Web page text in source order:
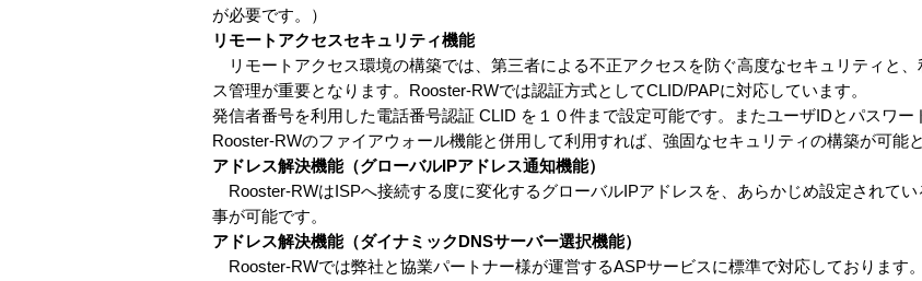
が必要です。）
リモートアクセスセキュリティ機能
リモートアクセス環境の構築では、第三者による不正アクセスを防ぐ高度なセキュリティと
ス管理が重要となります。Rooster-RWでは認証方式としてCLID/PAPに対応しています。
発信者番号を利用した電話番号認証 CLID を１０件まで設定可能です。またユーザIDとパスワー
Rooster-RWのファイアウォール機能と併用して利用すれば、強固なセキュリティの構築が可能
アドレス解決機能（グローバルIPアドレス通知機能）
Rooster-RWはISPへ接続する度に変化するグローバルIPアドレスを、あらかじめ設定されて
事が可能です。
アドレス解決機能（ダイナミックDNSサーバー選択機能）
Rooster-RWでは弊社と協業パートナー様が運営するASPサービスに標準で対応しております。